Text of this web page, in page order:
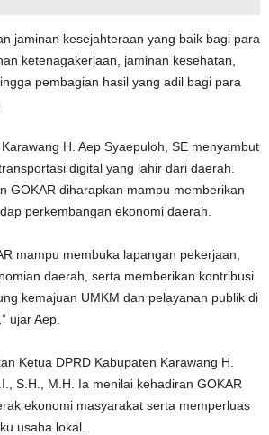
jaminan kesejahteraan yang baik bagi para
ketenagakerjaan, jaminan kesehatan,
pembagian hasil yang adil bagi para
H. Aep Syaepuloh, SE menyambut
digital yang lahir dari daerah.
GOKAR diharapkan mampu memberikan
perkembangan ekonomi daerah.
mampu membuka lapangan pekerjaan,
daerah, serta memberikan kontribusi
kemajuan UMKM dan pelayanan publik di
ujar Aep.
Ketua DPRD Kabupaten Karawang H.
S.H., M.H. Ia menilai kehadiran GOKAR
ekonomi masyarakat serta memperluas
usaha lokal.